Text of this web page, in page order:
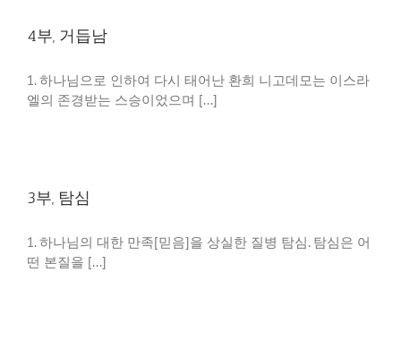
4부, 거듭남
1. 하나님으로 인하여 다시 태어난 환희 니고데모는 이스라
엘의 존경받는 스승이었으며 [...]
3부, 탐심
1. 하나님의 대한 만족[믿음]을 상실한 질병 탐심. 탐심은 어
떤 본질을 [...]